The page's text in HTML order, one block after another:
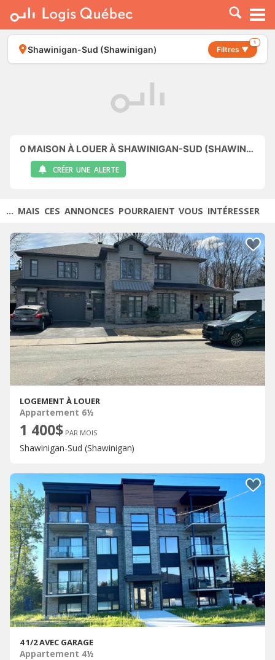
À LOUER
À VENDRE
PLACER UNE ANNONCE
Shawinigan-Sud (Shawinigan) Filtres ▼
1
0 MAISON À LOUER À SHAWINIGAN-SUD (SHAWINIGAN)
CRÉER UNE ALERTE
... MAIS CES ANNONCES POURRAIENT VOUS INTÉRESSER
LOGEMENT À LOUER
Appartement 6½
1 400$ PAR MOIS
Shawinigan-Sud (Shawinigan)
4 1/2 AVEC GARAGE
Appartement 4½